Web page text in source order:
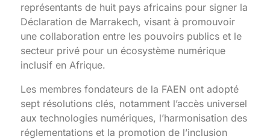
représentants de huit pays africains pour signer la
Déclaration de Marrakech, visant à promouvoir
une collaboration entre les pouvoirs publics et le
secteur privé pour un écosystème numérique
inclusif en Afrique.
Les membres fondateurs de la FAEN ont adopté
sept résolutions clés, notamment l’accès universel
aux technologies numériques, l’harmonisation des
réglementations et la promotion de l’inclusion